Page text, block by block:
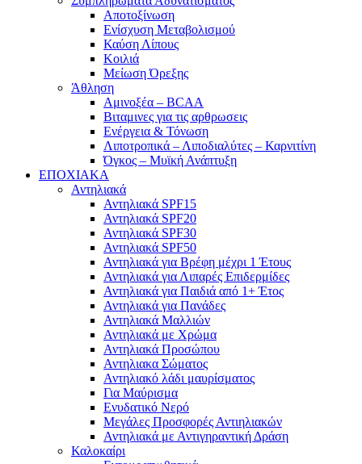
Αποτοξίνωση
Ενίσχυση Μεταβολισμού
Καύση Λίπους
Κοιλιά
Μείωση Όρεξης
Άθληση
Αμινοξέα – BCAA
Βιταμινες για τις αρθρωσεις
Ενέργεια & Τόνωση
Λιποτροπικά – Λιποδιαλύτες – Καρνιτίνη
Όγκος – Μυϊκή Ανάπτυξη
ΕΠΟΧΙΑΚΑ
Αντηλιακά
Αντηλιακά SPF15
Αντηλιακά SPF20
Αντηλιακά SPF30
Αντηλιακά SPF50
Αντηλιακά για Βρέφη μέχρι 1 Έτους
Αντηλιακά για Λιπαρές Επιδερμίδες
Αντηλιακά για Παιδιά από 1+ Έτος
Αντηλιακά για Πανάδες
Αντηλιακά Μαλλιών
Αντηλιακά με Χρώμα
Αντηλιακά Προσώπου
Αντηλιακα Σώματος
Αντηλιακό λάδι μαυρίσματος
Για Μαύρισμα
Ενυδατικό Νερό
Μεγάλες Προσφορές Αντιηλιακών
Αντηλιακά με Αντιγηραντική Δράση
Καλοκαίρι